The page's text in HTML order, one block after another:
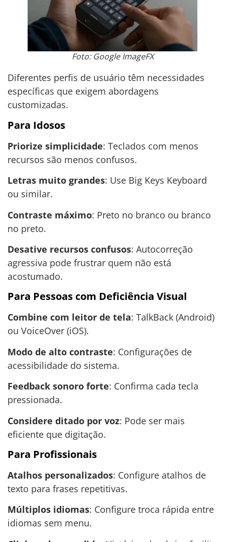
Foto: Google ImageFX
Diferentes perfis de usuário têm necessidades
específicas que exigem abordagens
customizadas.
Para Idosos
Priorize simplicidade: Teclados com menos
recursos são menos confusos.
Letras muito grandes: Use Big Keys Keyboard
ou similar.
Contraste máximo: Preto no branco ou branco
no preto.
Desative recursos confusos: Autocorreção
agressiva pode frustrar quem não está
acostumado.
Para Pessoas com Deficiência Visual
Combine com leitor de tela: TalkBack (Android)
ou VoiceOver (iOS).
Modo de alto contraste: Configurações de
acessibilidade do sistema.
Feedback sonoro forte: Confirma cada tecla
pressionada.
Considere ditado por voz: Pode ser mais
eficiente que digitação.
Para Profissionais
Atalhos personalizados: Configure atalhos de
texto para frases repetitivas.
Múltiplos idiomas: Configure troca rápida entre
idiomas sem menu.